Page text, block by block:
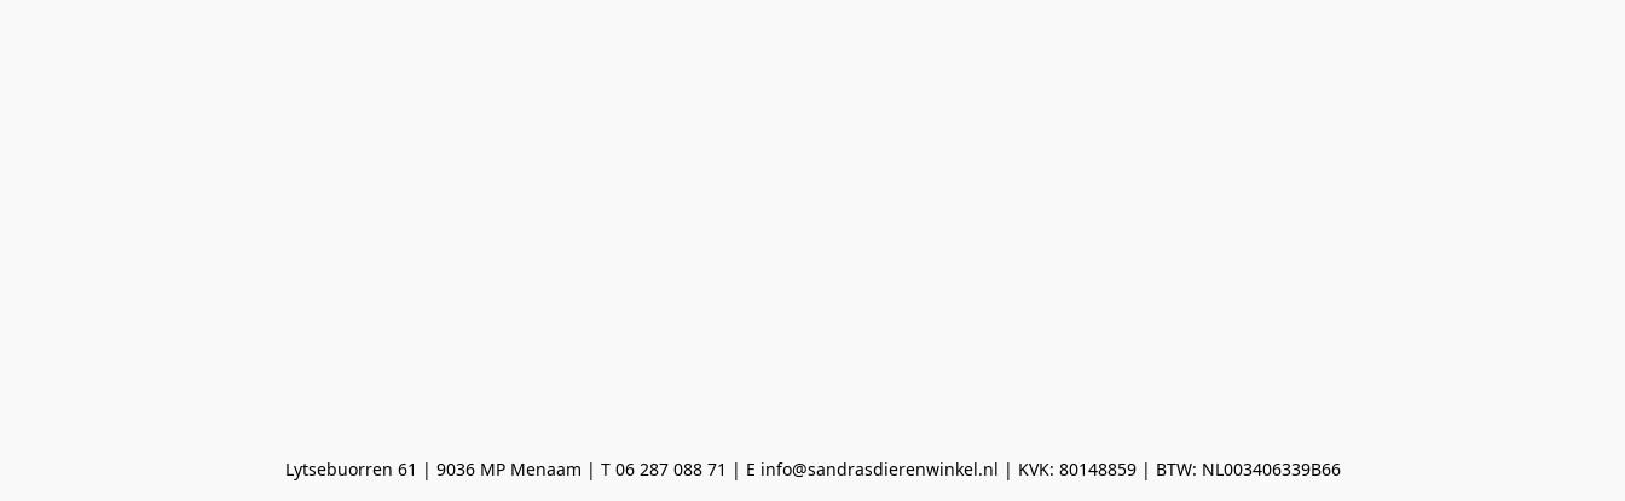
Lytsebuorren 61 | 9036 MP Menaam | T 06 287 088 71 | E info@sandrasdierenwinkel.nl | KVK: 80148859 | BTW: NL003406339B66